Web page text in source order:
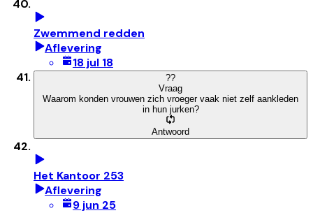
Zwemmend redden
Aflevering
18 jul 18
??
Vraag
Waarom konden vrouwen zich vroeger vaak niet zelf aankleden
in hun jurken?
Antwoord
Het Kantoor 253
Aflevering
9 jun 25